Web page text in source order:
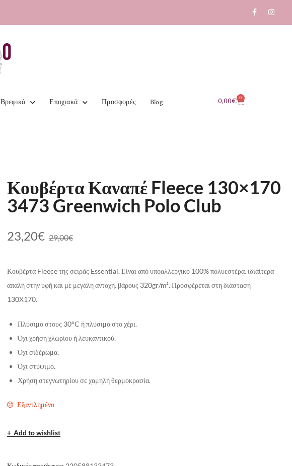
Βρεφικά Εποχιακά Προσφορές Blog 0,00€ 0
Κουβέρτα Καναπέ Fleece 130×170
3473 Greenwich Polo Club
29,00€
23,20€
Κουβέρτα Fleece της σειράς Essential. Είναι από υποαλλεργικό 100% πολυεστέρα. ιδιαίτερα
απαλή στην υφή και με μεγάλη αντοχή. βάρους 320gr/m². Προσφέρεται στη διάσταση
130X170.
Πλύσιμο στους 30°C ή πλύσιμο στο χέρι.
Όχι χρήση χλωρίου ή λευκαντικού.
Όχι σιδέρωμα.
Όχι στύψιμο.
Χρήση στεγνωτηρίου σε χαμηλή θερμοκρασία.
Εξαντλημένο
Add to wishlist